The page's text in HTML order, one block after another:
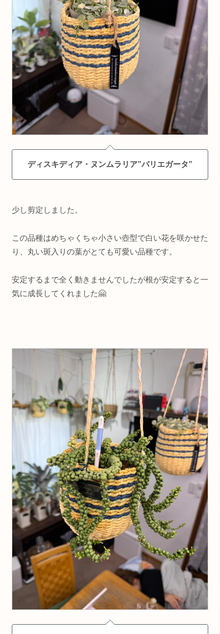
ディスキディア・ヌンムラリア”バリエガータ”
少し剪定しました。
この品種はめちゃくちゃ小さい壺型で白い花を咲かせた
り、丸い斑入りの葉がとても可愛い品種です。
安定するまで全く動きませんでしたが根が安定すると一
気に成長してくれました🤗